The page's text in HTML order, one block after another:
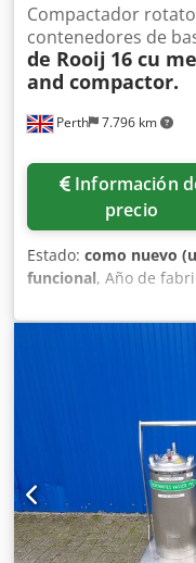
Perth 7.796 km
Compactador
contenedores de
de Rooij 16 cu
and compactor.
Información de
precio
Estado: como nuevo
funcional, Año de
/ P1551,
contenedores
las más altas
Bajos. Todos los
unidad de trituración
nuevos. Se
horas desde que eran
utilizado por un banco
residuos
de un edificio seguro.
perfecto